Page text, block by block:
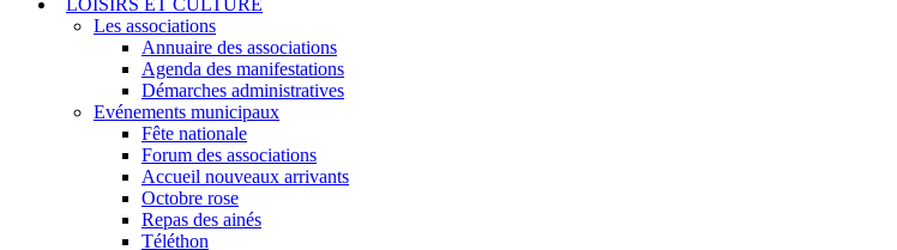
LOISIRS ET CULTURE
Les associations
Annuaire des associations
Agenda des manifestations
Démarches administratives
Evénements municipaux
Fête nationale
Forum des associations
Accueil nouveaux arrivants
Octobre rose
Repas des ainés
Téléthon